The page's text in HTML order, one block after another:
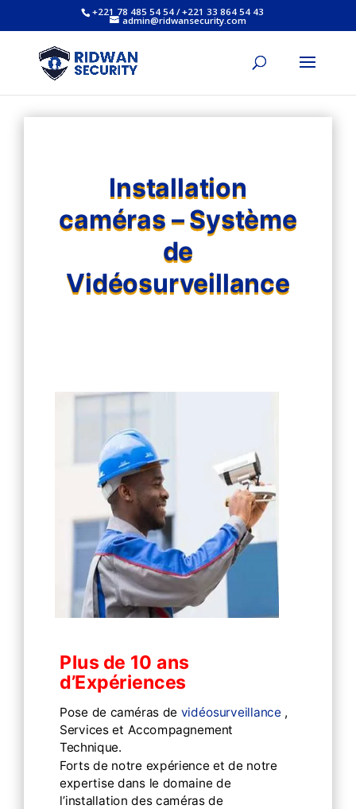
+221 78 485 54 54 / +221 33 864 54 43
admin@ridwansecurity.com
Installation
caméras – Système
de
Vidéosurveillance
Plus de 10 ans
d’Expériences
Pose de caméras de vidéosurveillance,
Services et Accompagnement
Technique.
Forts de notre expérience et de notre
expertise dans le domaine de
l’installation des caméras de